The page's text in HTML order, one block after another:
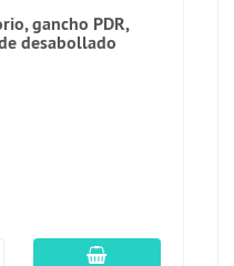
gancho PDR,
desabollado
En el carro de